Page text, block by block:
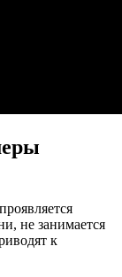
не занимается
к